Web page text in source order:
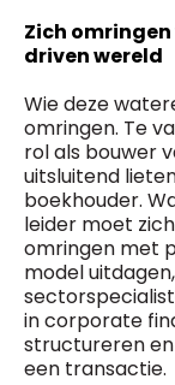
Zich
driven wereld
Wie deze
omringen. Te
rol als bouwer
uitsluitend
boekhouder.
leider moet
omringen met
model
in corporate
structureren
een transactie.